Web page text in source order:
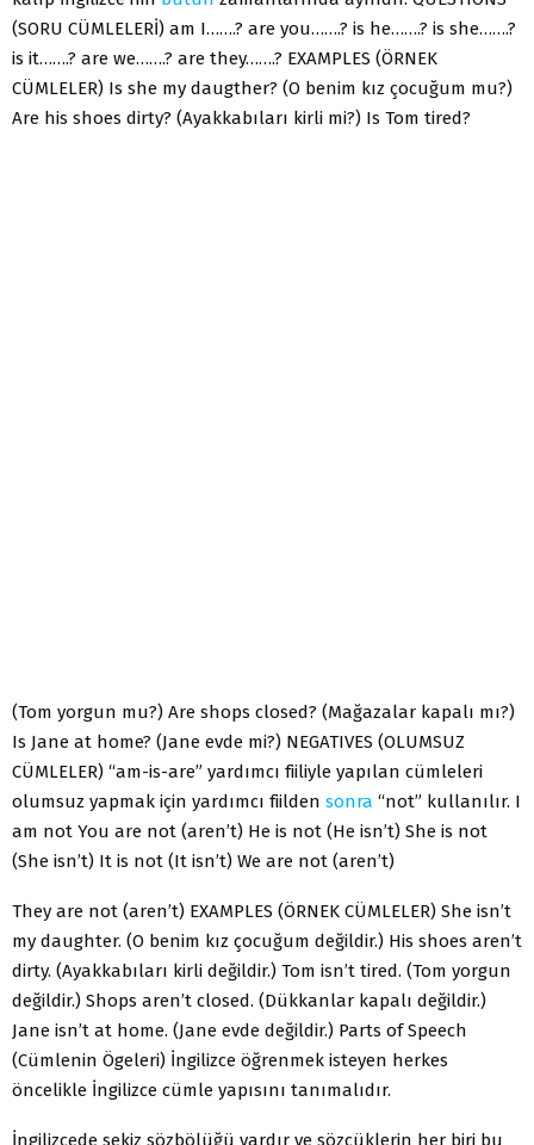
(SORU CÜMLELERİ) am I…….? are you…….? is he…….? is she…….?
is it…….? are we…….? are they…….? EXAMPLES (ÖRNEK
CÜMLELER) Is she my daugther? (O benim kız çocuğum mu?)
Are his shoes dirty? (Ayakkabıları kirli mi?) Is Tom tired?
(Tom yorgun mu?) Are shops closed? (Mağazalar kapalı mı?)
Is Jane at home? (Jane evde mi?) NEGATIVES (OLUMSUZ
CÜMLELER) “am-is-are” yardımcı fiiliyle yapılan cümleleri
olumsuz yapmak için yardımcı fiilden sonra “not” kullanılır. I
am not You are not (aren’t) He is not (He isn’t) She is not
(She isn’t) It is not (It isn’t) We are not (aren’t)
They are not (aren’t) EXAMPLES (ÖRNEK CÜMLELER) She isn’t
my daughter. (O benim kız çocuğum değildir.) His shoes aren’t
dirty. (Ayakkabıları kirli değildir.) Tom isn’t tired. (Tom yorgun
değildir.) Shops aren’t closed. (Dükkanlar kapalı değildir.)
Jane isn’t at home. (Jane evde değildir.) Parts of Speech
(Cümlenin Ögeleri) İngilizce öğrenmek isteyen herkes
öncelikle İngilizce cümle yapısını tanımalıdır.
İngilizcede sekiz sözbölüğü vardır ve sözcüklerin her biri bu